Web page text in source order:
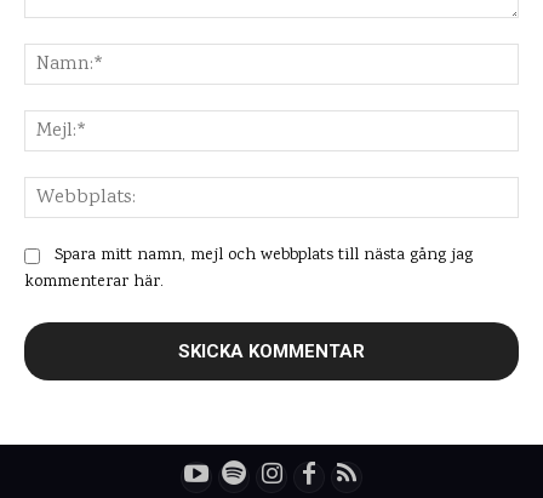
Spara mitt namn, mejl och webbplats till nästa gång jag
kommenterar här.